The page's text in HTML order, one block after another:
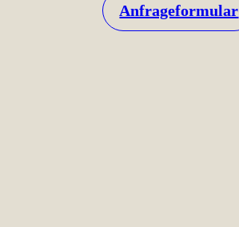
Anfrageformular